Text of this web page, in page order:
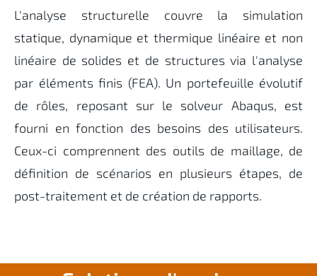
L'analyse structurelle couvre la simulation
statique, dynamique et thermique linéaire et non
linéaire de solides et de structures via l'analyse
par éléments finis (FEA). Un portefeuille évolutif
de rôles, reposant sur le solveur Abaqus, est
fourni en fonction des besoins des utilisateurs.
Ceux-ci comprennent des outils de maillage, de
définition de scénarios en plusieurs étapes, de
post-traitement et de création de rapports.